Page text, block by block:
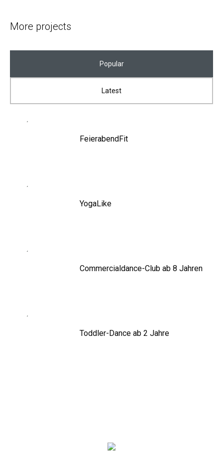
More projects
Popular
Latest
FeierabendFit
YogaLike
Commercialdance-Club ab 8 Jahren
Toddler-Dance ab 2 Jahre